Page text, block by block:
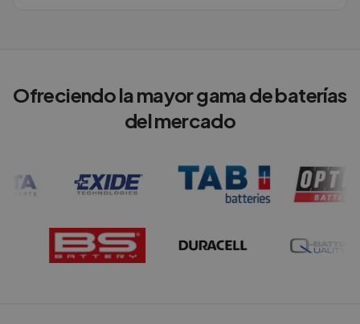
Ofreciendo la mayor gama de baterías
del mercado